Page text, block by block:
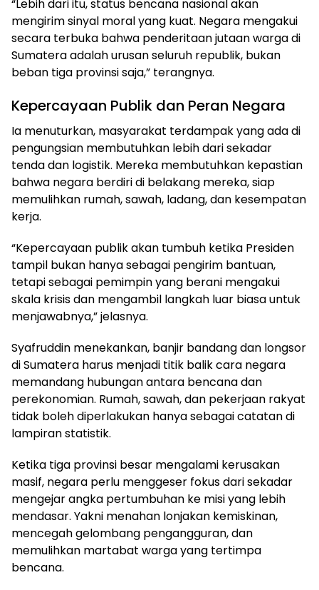
“Lebih dari itu, status bencana nasional akan
mengirim sinyal moral yang kuat. Negara mengakui
secara terbuka bahwa penderitaan jutaan warga di
Sumatera adalah urusan seluruh republik, bukan
beban tiga provinsi saja,” terangnya.
Kepercayaan Publik dan Peran Negara
Ia menuturkan, masyarakat terdampak yang ada di
pengungsian membutuhkan lebih dari sekadar
tenda dan logistik. Mereka membutuhkan kepastian
bahwa negara berdiri di belakang mereka, siap
memulihkan rumah, sawah, ladang, dan kesempatan
kerja.
“Kepercayaan publik akan tumbuh ketika Presiden
tampil bukan hanya sebagai pengirim bantuan,
tetapi sebagai pemimpin yang berani mengakui
skala krisis dan mengambil langkah luar biasa untuk
menjawabnya,” jelasnya.
Syafruddin menekankan, banjir bandang dan longsor
di Sumatera harus menjadi titik balik cara negara
memandang hubungan antara bencana dan
perekonomian. Rumah, sawah, dan pekerjaan rakyat
tidak boleh diperlakukan hanya sebagai catatan di
lampiran statistik.
Ketika tiga provinsi besar mengalami kerusakan
masif, negara perlu menggeser fokus dari sekadar
mengejar angka pertumbuhan ke misi yang lebih
mendasar. Yakni menahan lonjakan kemiskinan,
mencegah gelombang pengangguran, dan
memulihkan martabat warga yang tertimpa
bencana.